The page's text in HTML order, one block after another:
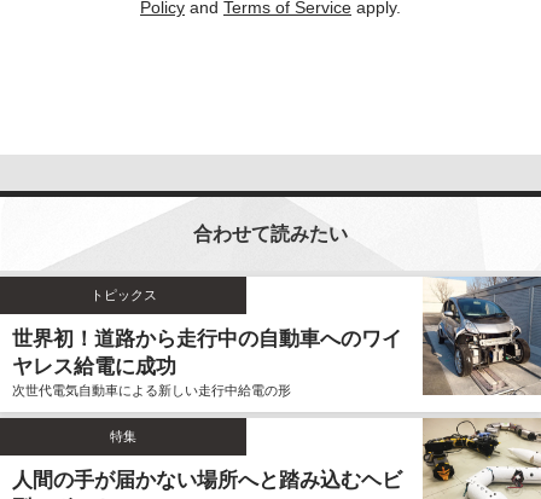
るために、個人情報を利用する場合がございます。こ
の資料自体は、統計的な資料であり、個人を識別する
ことができる個人情報は含まれません。
てお客様から個人情報を収集することはいたしませ
ん。また、不正な手段により個人情報を収集すること
もいたしません。
お客様よりご提供いただきました個人情報は、法令の
定めのある場合を除いて、お客様の事前のご同意をい
ただくことなく、予め明示した利用目的以外に使用し
ません。
個人情報の利用、管理について
Policy and Terms of Service apply.
合わせて読みたい
トピックス
世界初！道路から走行中の自動車へのワイ
ヤレス給電に成功
次世代電気自動車による新しい走行中給電の形
特集
人間の手が届かない場所へと踏み込むヘビ